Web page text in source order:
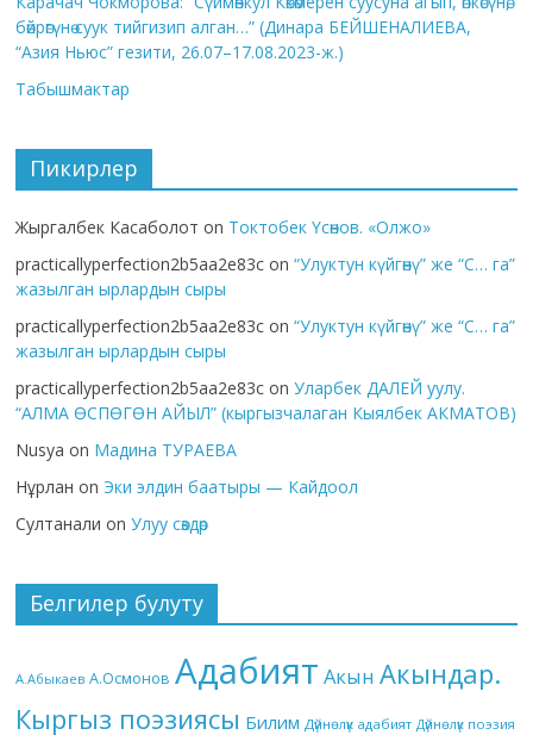
бөйрөгүнө суук тийгизип алган…” (Динара БЕЙШЕНАЛИЕВА,
“Азия Ньюс” гезити, 26.07–17.08.2023-ж.)
Табышмактар
Пикирлер
Жыргалбек Касаболот on Токтобек Үсөнов. «Олжо»
practicallyperfection2b5aa2e83c on“Улуктун күйгөнү” же “С… га”
жазылган ырлардын сыры
practicallyperfection2b5aa2e83c on“Улуктун күйгөнү” же “С… га”
жазылган ырлардын сыры
practicallyperfection2b5aa2e83c onУларбек ДАЛЕЙ уулу.
“АЛМА ӨСПӨГӨН АЙЫЛ” (кыргызчалаган Кыялбек АКМАТОВ)
Nusya on Мадина ТУРАЕВА
Нұрлан on Эки элдин баатыры — Кайдоол
Султанали onУлуу сөздөр
Белгилер булуту
А.Абыкаев А.Осмонов Адабият Акын Акындар.
Кыргыз поэзиясы Билим Дүйнөлүк адабият Дүйнөлүк поэзия